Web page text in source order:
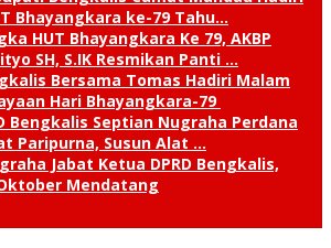
Bhayangkara ke-79 Tahu…
HUT Bhayangkara Ke 79, AKBP
SH, S.IK Resmikan Panti …
Bersama Tomas Hadiri Malam
Hari Bhayangkara-79
Bengkalis Septian Nugraha Perdana
Paripurna, Susun Alat …
Jabat Ketua DPRD Bengkalis,
Mendatang